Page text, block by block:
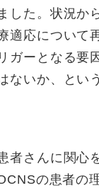
した。状況か
応について
ガーとなる要
ないか、とい
者さんに関心
の患者の